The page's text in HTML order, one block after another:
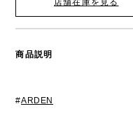
店舗在庫を見る
商品説明
#ARDEN